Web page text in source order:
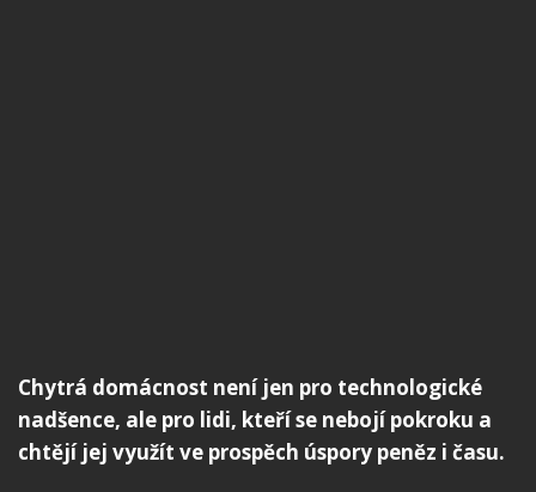
Chytrá domácnost není jen pro technologické
nadšence, ale pro lidi, kteří se nebojí pokroku a
chtějí jej využít ve prospěch úspory peněz i času.